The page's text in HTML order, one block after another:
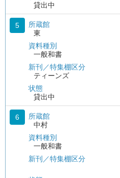
貸出中
5
所蔵館
東
資料種別
一般和書
新刊／特集棚区分
ティーンズ
状態
貸出中
6
所蔵館
中村
資料種別
一般和書
新刊／特集棚区分